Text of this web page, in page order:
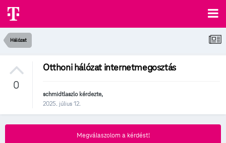
Hálózat
0
Otthoni hálózat internetmegosztás
schmidtlaszlokérdezte,
2025. július 12.
Megválaszolom a kérdést!